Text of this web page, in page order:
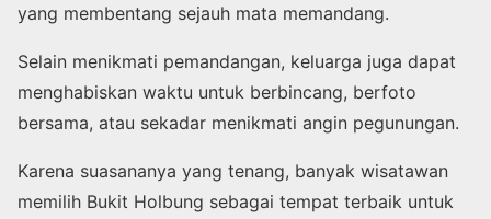
yang membentang sejauh mata memandang.
Selain menikmati pemandangan, keluarga juga dapat
menghabiskan waktu untuk berbincang, berfoto
bersama, atau sekadar menikmati angin pegunungan.
Karena suasananya yang tenang, banyak wisatawan
memilih Bukit Holbung sebagai tempat terbaik untuk